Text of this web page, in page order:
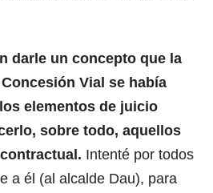
darle un concepto que la
Vial se había
elementos de juicio
sobre todo, aquellos
Intenté por todos
a él (al alcalde Dau), para